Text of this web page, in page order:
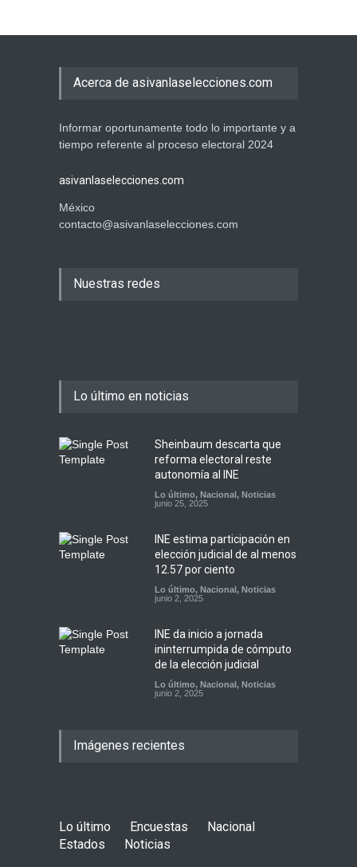
Acerca de asivanlaselecciones.com
Informar oportunamente todo lo importante y a
tiempo referente al proceso electoral 2024
asivanlaselecciones.com
México
contacto@asivanlaselecciones.com
Nuestras redes
Lo último en noticias
Sheinbaum descarta que
reforma electoral reste
autonomía al INE
Lo último, Nacional, Noticias
junio 25, 2025
INE estima participación en
elección judicial de al menos
12.57 por ciento
Lo último, Nacional, Noticias
junio 2, 2025
INE da inicio a jornada
ininterrumpida de cómputo
de la elección judicial
Lo último, Nacional, Noticias
junio 2, 2025
Imágenes recientes
Lo último Encuestas
Nacional
Estados
Noticias